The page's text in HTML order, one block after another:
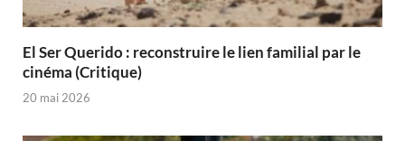
El Ser Querido : reconstruire le lien familial par le
cinéma (Critique)
20 mai 2026